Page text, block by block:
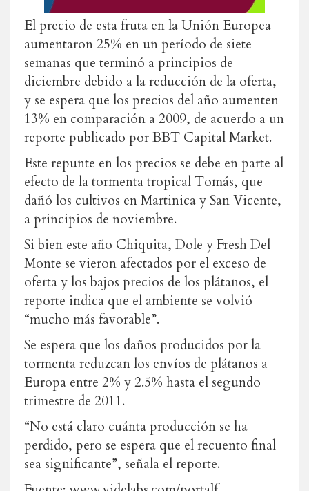
El precio de esta fruta en la Unión Europea
aumentaron 25% en un período de siete
semanas que terminó a principios de
diciembre debido a la reducción de la oferta,
y se espera que los precios del año aumenten
13% en comparación a 2009, de acuerdo a un
reporte publicado por BBT Capital Market.
Este repunte en los precios se debe en parte al
efecto de la tormenta tropical Tomás, que
dañó los cultivos en Martinica y San Vicente,
a principios de noviembre.
Si bien este año Chiquita, Dole y Fresh Del
Monte se vieron afectados por el exceso de
oferta y los bajos precios de los plátanos, el
reporte indica que el ambiente se volvió
“mucho más favorable”.
Se espera que los daños producidos por la
tormenta reduzcan los envíos de plátanos a
Europa entre 2% y 2.5% hasta el segundo
trimestre de 2011.
“No está claro cuánta producción se ha
perdido, pero se espera que el recuento final
sea significante”, señala el reporte.